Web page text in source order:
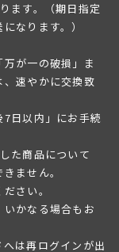
ます。（期日指定
なります。）
が一の破損」ま
速やかに交換致
日以内」にお手続
た商品について
ません。
さい。
かなる場合もお
は再ログインが出